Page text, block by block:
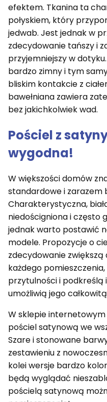
efektem. Tkanina ta
połyskiem, który
jedwab. Jest jednak w
zdecydowanie tańszy i
przyjemniejszy w
bardzo zimny i tym
bliskim kontakcie z
bawełniana zawiera
bez jakichkolwiek wad.
Pościel z
wygodna!
W większości domów
standardowe i zarazem
Charakterystyczna,
niedościgniona i często
jednak warto postawić
modele. Propozycje o
zdecydowanie
każdego
przytulności i podkreślą
umożliwią jego
W sklepie internetowym
pościel satynową we
Szare i stonowane
zestawieniu z
kolei wersje bardzo
będą wyglądać
pościelą satynową